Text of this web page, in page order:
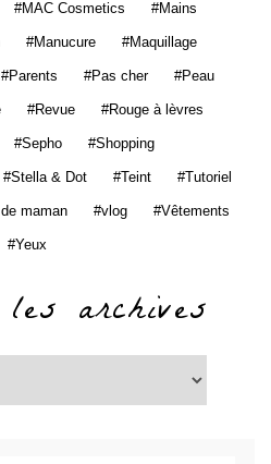
MAC Cosmetics Mains
Manucure Maquillage
Parents Pas cher Peau
Revue Rouge à lèvres
Sepho Shopping
Stella & Dot Teint Tutoriel
maman vlog Vêtements
Yeux
archives